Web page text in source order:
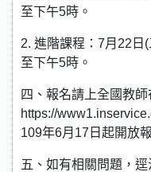
至下午5時。
2. 進階課程：7月22日
至下午5時。
四、報名請上全國教師
https://
109年6月17日起開放
五、如有相關問題，